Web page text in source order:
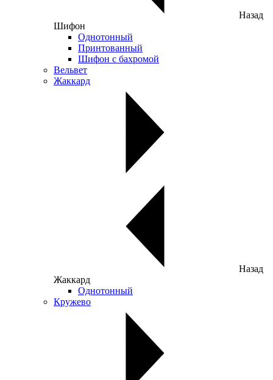
Назад
Шифон
Однотонный
Принтованный
Шифон с бахромой
Вельвет
Жаккард
Назад
Жаккард
Однотонный
Кружево